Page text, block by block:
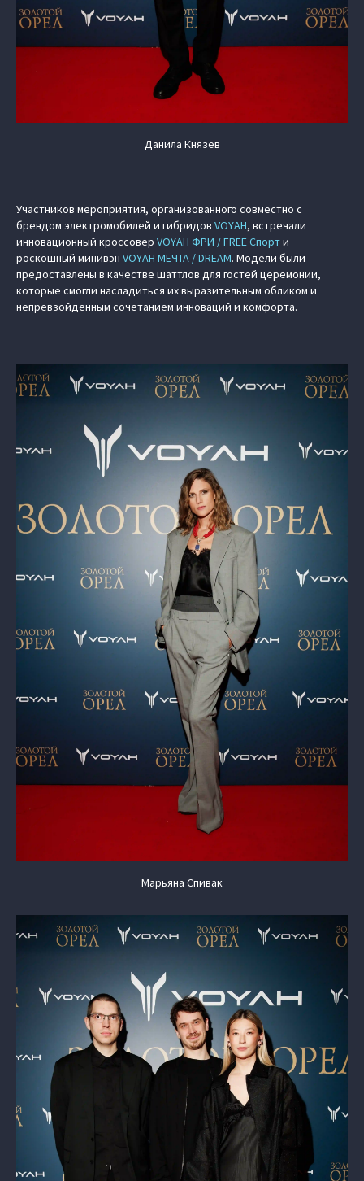
Данила Князев
Участников мероприятия, организованного совместно с
брендом электромобилей и гибридов VOYAH, встречали
инновационный кроссовер VOYAH ФРИ / FREE Спорти
роскошный минивэн VOYAH МЕЧТА / DREAM. Модели были
предоставлены в качестве шаттлов для гостей церемонии,
которые смогли насладиться их выразительным обликом и
непревзойденным сочетанием инноваций и комфорта.
Марьяна Спивак